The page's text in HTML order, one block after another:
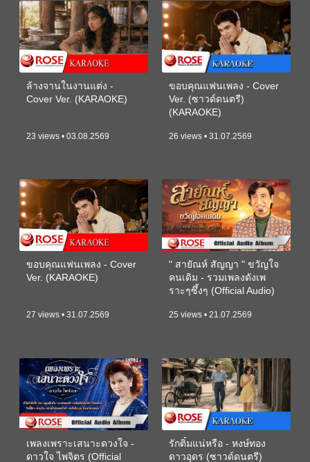
ล้างจานในงานแต่ง -
Cover Ver. (KARAOKE)
23 views • 03.08.2569
ขอบคุณแฟนเพลง - Cover
Ver. (ซาวด์ดนตรี)
(KARAOKE)
26 views • 31.07.2569
ขอบคุณแฟนเพลง - Cover
Ver. (KARAOKE)
27 views • 31.07.2569
" สายัณห์ สัญญา " ขวัญใจ
คนเดิม - รวมเพลงดังเพ
ราะๆซึ้งๆ (Official Audio)
25 views • 21.07.2569
เพลงเพราะเสนาะดวงใจ -
ดาวใจ ไพจิตร (Official
รักติ๋มแน่หรือ - หงษ์ทอง
ดาวอุดร (ซาวด์ดนตรี)